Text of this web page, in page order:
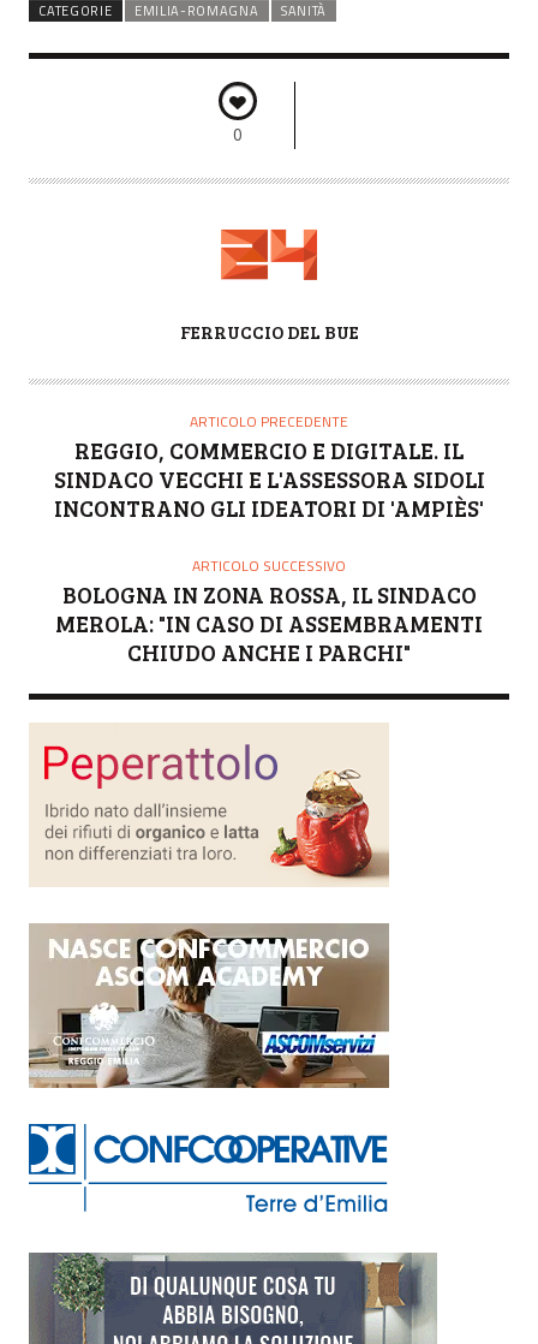
CATEGORIE EMILIA-ROMAGNA SANITÀ
0
T
FERRUCCIO DEL BUE
ARTICOLO PRECEDENTE
REGGIO, COMMERCIO E DIGITALE. IL
SINDACO VECCHI E L'ASSESSORA SIDOLI
INCONTRANO GLI IDEATORI DI 'AMPIÈS'
ARTICOLO SUCCESSIVO
BOLOGNA IN ZONA ROSSA, IL SINDACO
MEROLA: "IN CASO DI ASSEMBRAMENTI
CHIUDO ANCHE I PARCHI"